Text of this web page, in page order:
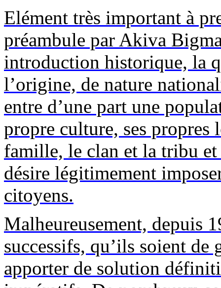
Elément très important à
préambule par Akiva
introduction historique, la
l’origine, de nature
entre d’une part une
propre culture, ses propres
famille, le clan et la tribu
désire légitimement
citoyens.
Malheureusement, depuis
successifs, qu’ils soient de
apporter de solution